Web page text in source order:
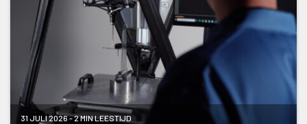
31 JULI 2026 - 2 MIN LEESTIJD